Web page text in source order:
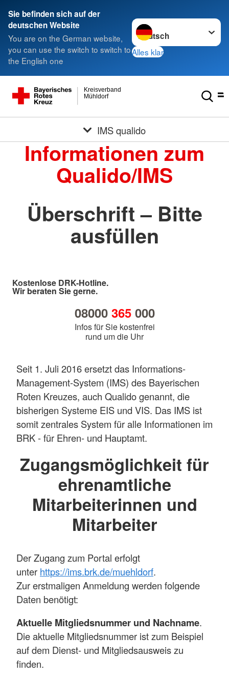
Sie befinden sich auf der
deutschen Website
You are on the German website,
you can use the switch to switch to
the English one
Sprache wechseln zu
Alles klar
Mühldorf
Kreisverband
IMS qualido
Informationen zum
Qualido/IMS
Überschrift – Bitte
ausfüllen
Kostenlose DRK-Hotline.
Wir beraten Sie gerne.
08000 365000
Infos für Sie kostenfrei
rund um die Uhr
Seit 1. Juli 2016 ersetzt das Informations-
Management-System (IMS) des Bayerischen
Roten Kreuzes, auch Qualido genannt, die
bisherigen Systeme EIS und VIS. Das IMS ist
somit zentrales System für alle Informationen im
BRK - für Ehren- und Hauptamt.
Zugangsmöglichkeit für
ehrenamtliche
Mitarbeiterinnen und
Mitarbeiter
Der Zugang zum Portal erfolgt
unter https://ims.brk.de/muehldorf.
Zur erstmaligen Anmeldung werden folgende
Daten benötigt:
Aktuelle Mitgliedsnummer und Nachname.
Die aktuelle Mitgliedsnummer ist zum Beispiel
auf dem Dienst- und Mitgliedsausweis zu
finden.